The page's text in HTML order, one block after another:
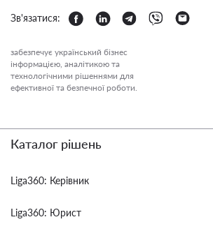
Зв'язатися:
забезпечує український бізнес
інформацією, аналітикою та
технологічними рішеннями для
ефективної та безпечної роботи.
Каталог рішень
Liga360: Керівник
Liga360: Юрист